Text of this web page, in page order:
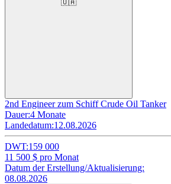
🇺🇦
2nd Engineer zum Schiff Crude Oil Tanker
Dauer:4 Monate
Landedatum:12.08.2026
DWT:159 000
11 500 $ pro Monat
Datum der Erstellung/Aktualisierung:
08.08.2026